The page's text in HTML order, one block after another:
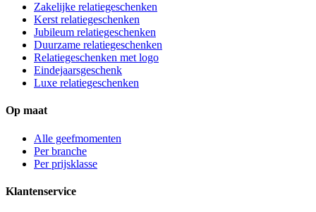
Zakelijke relatiegeschenken
Kerst relatiegeschenken
Jubileum relatiegeschenken
Duurzame relatiegeschenken
Relatiegeschenken met logo
Eindejaarsgeschenk
Luxe relatiegeschenken
Op maat
Alle geefmomenten
Per branche
Per prijsklasse
Klantenservice